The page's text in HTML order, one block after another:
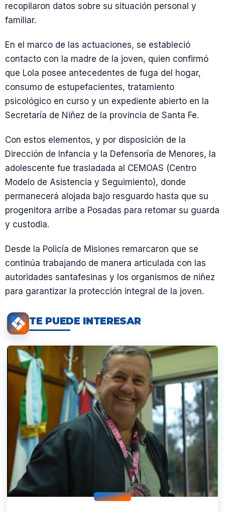
recopilaron datos sobre su situación personal y
familiar.
En el marco de las actuaciones, se estableció
contacto con la madre de la joven, quien confirmó
que Lola posee antecedentes de fuga del hogar,
consumo de estupefacientes, tratamiento
psicológico en curso y un expediente abierto en la
Secretaría de Niñez de la provincia de Santa Fe.
Con estos elementos, y por disposición de la
Dirección de Infancia y la Defensoría de Menores, la
adolescente fue trasladada al CEMOAS (Centro
Modelo de Asistencia y Seguimiento), donde
permanecerá alojada bajo resguardo hasta que su
progenitora arribe a Posadas para retomar su guarda
y custodia.
Desde la Policía de Misiones remarcaron que se
continúa trabajando de manera articulada con las
autoridades santafesinas y los organismos de niñez
para garantizar la protección integral de la joven.
TE PUEDE INTERESAR